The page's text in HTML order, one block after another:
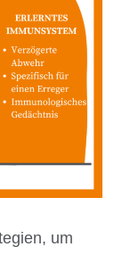
um